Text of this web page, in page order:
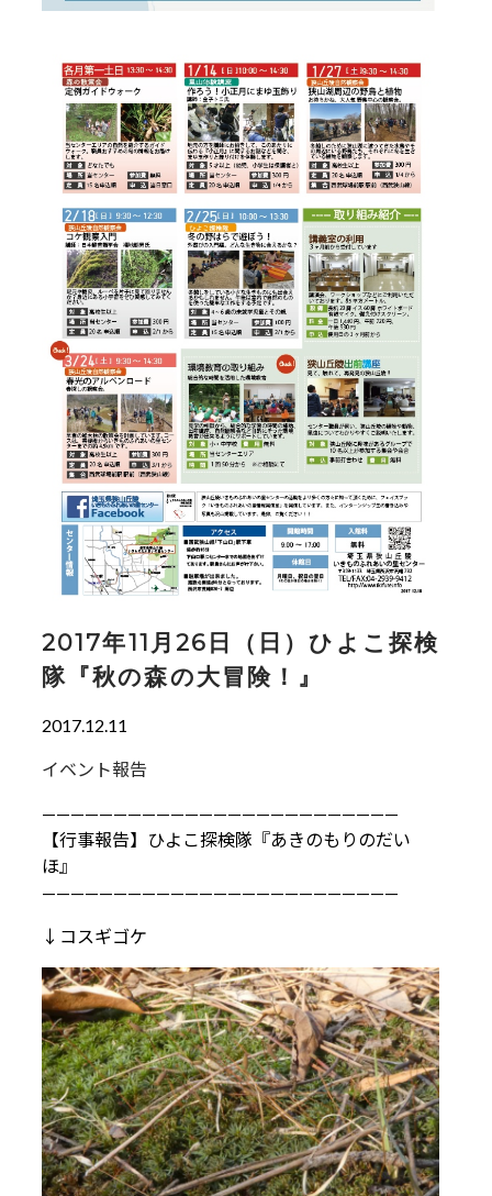
2017年11月26日（日）ひよこ探検
隊『秋の森の大冒険！』
2017.12.11
イベント報告
—————————————————————————
【行事報告】ひよこ探検隊『あきのもりのだい
ほ』
—————————————————————————
↓コスギゴケ